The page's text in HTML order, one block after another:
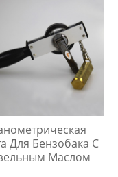
Для Бензобака С
Маслом